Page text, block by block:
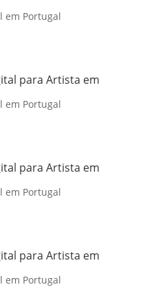
em Portugal
para Artista em
em Portugal
para Artista em
em Portugal
para Artista em
em Portugal